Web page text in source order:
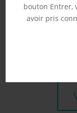
bouton Entrer,
avoir pris